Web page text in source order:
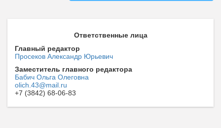
Ответственные лица
Главный редактор
Просеков Александр Юрьевич
Заместитель главного редактора
Бабич Ольга Олеговна
olich.43@mail.ru
+7 (3842) 68-06-83